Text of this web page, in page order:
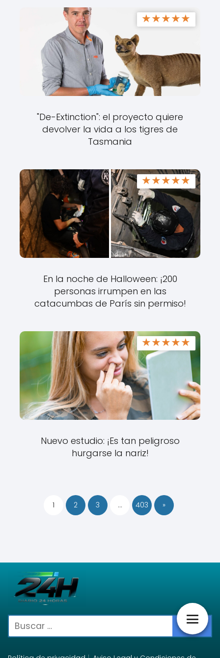
★★★★★
"De-Extinction": el proyecto quiere
devolver la vida a los tigres de
Tasmania
★★★★★
En la noche de Halloween: ¡200
personas irrumpen en las
catacumbas de París sin permiso!
★★★★★
Nuevo estudio: ¡Es tan peligroso
hurgarse la nariz!
1 2 3 … 403 »